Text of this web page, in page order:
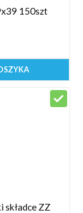
150szt
ZZ